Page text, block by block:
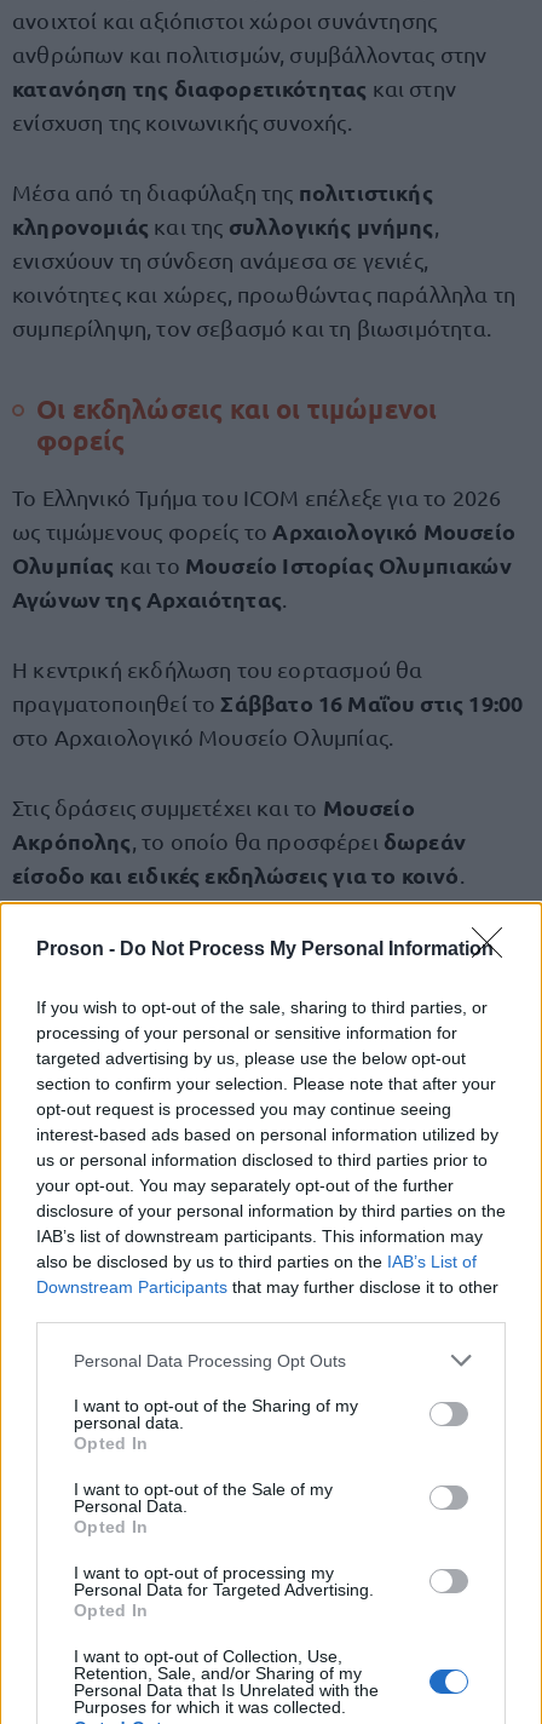
Proson - Do Not Process My Personal Information
If you wish to opt-out of the sale, sharing to third parties, or
processing of your personal or sensitive information for
targeted advertising by us, please use the below opt-out
section to confirm your selection. Please note that after your
opt-out request is processed you may continue seeing
interest-based ads based on personal information utilized by
us or personal information disclosed to third parties prior to
your opt-out. You may separately opt-out of the further
disclosure of your personal information by third parties on the
IAB’s list of downstream participants. This information may
also be disclosed by us to third parties on the IAB’s List of
Downstream Participants that may further disclose it to other
Please note that this website/app uses one or more Google
not limited to your visit or usage behaviour. You may click to
grant or deny consent to Google and its third-party tags to
use your data for below specified purposes in below Google
consent section.
Personal Data Processing Opt Outs
I want to opt-out of the Sharing of my
personal data.
Opted In
I want to opt-out of the Sale of my
Personal Data.
Opted In
I want to opt-out of processing my
Personal Data for Targeted Advertising.
Opted In
I want to opt-out of Collection, Use,
Retention, Sale, and/or Sharing of my
Personal Data that Is Unrelated with the
Purposes for which it was collected.
ανοιχτοί και αξιόπιστοι χώροι συνάντησης
ανθρώπων και πολιτισμών, συμβάλλοντας στην
κατανόηση της διαφορετικότητας και στην
ενίσχυση της κοινωνικής συνοχής.
Μέσα από τη διαφύλαξη της πολιτιστικής
κληρονομιάς και της συλλογικής μνήμης
ενισχύουν τη σύνδεση ανάμεσα σε γενιές,
κοινότητες και χώρες, προωθώντας παράλληλα τη
συμπερίληψη, τον σεβασμό και τη βιωσιμότητα.
Οι εκδηλώσεις και οι τιμώμενοι
φορείς
Το Ελληνικό Τμήμα του ICOM επέλεξε για το 2026
ως τιμώμενους φορείς το Αρχαιολογικό Μουσείο
Ολυμπίας και το Μουσείο Ιστορίας Ολυμπιακών
Αγώνων της Αρχαιότητας
Η κεντρική εκδήλωση του εορτασμού θα
πραγματοποιηθεί το Σάββατο 16 Μαΐου στις 19:00
στο Αρχαιολογικό Μουσείο Ολυμπίας.
Στις δράσεις συμμετέχει και το Μουσείο
Ακρόπολης , το οποίο θα προσφέρει δωρεάν
είσοδο και ειδικές εκδηλώσεις για το κοινό
Η Διεθνής Ημέρα Μουσείων καθιερώθηκε το 1977
ανάδειξης της σημασίας των μουσείων ως
ζωντανών πυρήνων πολιτισμού, εκπαίδευσης και
κοινωνικής σύνδεσης.
Δείτε ολόκληρο το πρόγραμμα των δράσεων
ΑΣΕΠ: Πιστοποίηση Αγγλικών σε
μόνο 2 ημέρες στα χέρια σας
ΑΣΕΠ: Εξ αποστάσεως η πιο Εύκολη
Πιστοποίηση Υπολογιστών σε 2
μέρες
Μάθε πρώτος όλες τις σημαντικές
ειδήσεις.